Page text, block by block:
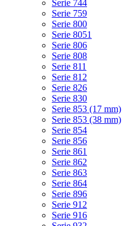
Serie 744
Serie 759
Serie 800
Serie 8051
Serie 806
Serie 808
Serie 811
Serie 812
Serie 826
Serie 830
Serie 853 (17 mm)
Serie 853 (38 mm)
Serie 854
Serie 856
Serie 861
Serie 862
Serie 863
Serie 864
Serie 896
Serie 912
Serie 916